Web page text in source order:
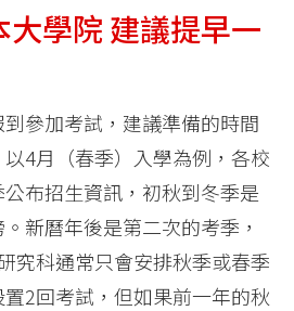
學院 建議提早一
參加考試，建議準備的時間
4月（春季）入學為例，各校
布招生資訊，初秋到冬季是
新曆年後是第二次的考季，
究科通常只會安排秋季或春季
2回考試，但如果前一年的秋